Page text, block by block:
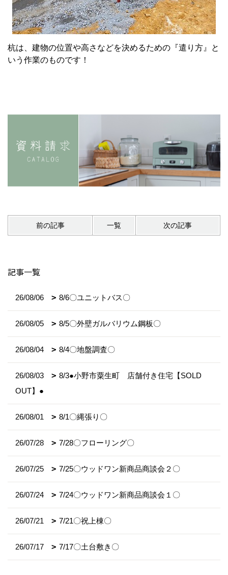
杭は、建物の位置や高さなどを決めるための『遣り方』と
いう作業のものです！
前の記事 一覧 次の記事
記事一覧
26/08/06 8/6〇ユニットバス〇
26/08/05 8/5〇外壁ガルバリウム鋼板〇
26/08/04 8/4〇地盤調査〇
26/08/03
8/3●小野市粟生町 店舗付き住宅【SOLD
OUT】●
26/08/01 8/1〇縄張り〇
26/07/28 7/28〇フローリング〇
26/07/25 7/25〇ウッドワン新商品商談会２〇
26/07/24 7/24〇ウッドワン新商品商談会１〇
26/07/21 7/21〇祝上棟〇
26/07/17 7/17〇土台敷き〇